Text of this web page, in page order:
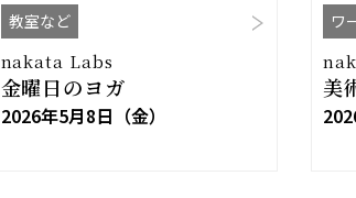
教室など
nakata Labs
金曜日のヨガ
2026年5月8日（金）
ワ
美